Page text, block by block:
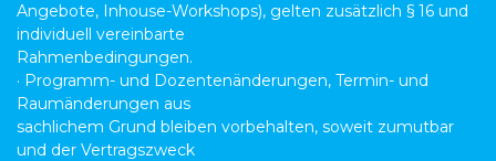
Angebote, Inhouse-Workshops), gelten zusätzlich § 16 und
individuell vereinbarte
Rahmenbedingungen.
· Programm- und Dozentenänderungen, Termin- und
Raumänderungen aus
sachlichem Grund bleiben vorbehalten, soweit zumutbar
und der Vertragszweck